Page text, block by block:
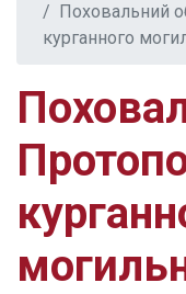
Поховальний
курганного